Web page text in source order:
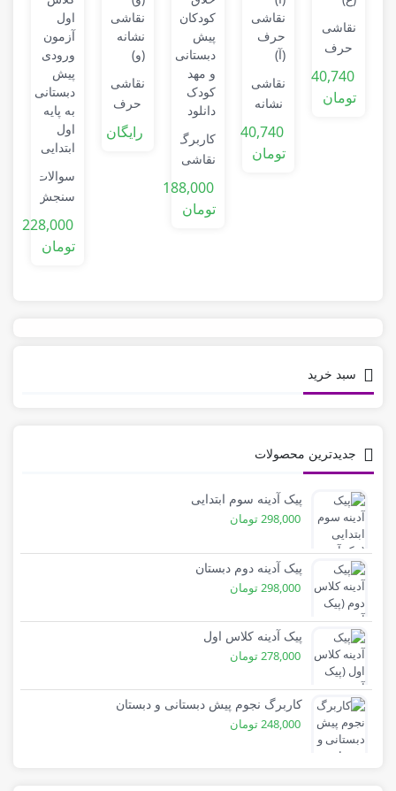
نقاشی
حرف
(ع)
40,740
تومان
نقاشی
نشانه
(آ)
40,740
تومان
کاربرگ
نقاشی
خلاق
کودکان
188,000
تومان
نقاشی
حرف
(و)
رایگان
سوالات
سنجش
کلاس
اول
228,000
تومان
سبد خرید
جدیدترین محصولات
پیک آدینه سوم ابتدایی
298,000تومان
پیک آدینه دوم دبستان
298,000تومان
پیک آدینه کلاس اول
278,000تومان
کاربرگ نجوم پیش دبستانی و دبستان
248,000تومان